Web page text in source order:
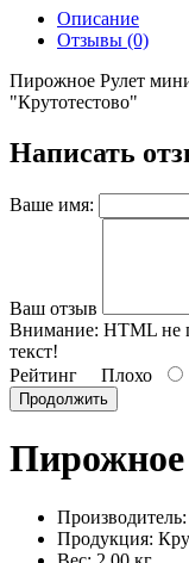
Описание
Отзывы (0)
Пирожное Рулет
"Крутотестово"
Написать
Ваше имя:
Ваш отзыв
Внимание: HTML не
текст!
Рейтинг Плохо
Продолжить
Производитель:
Продукция: